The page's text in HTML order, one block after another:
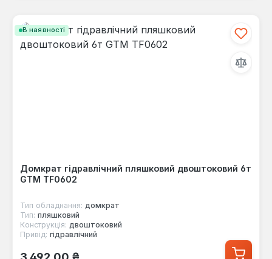
В наявності
Домкрат гідравлічний пляшковий двоштоковий 6т
GTM TF0602
Тип обладнання: домкрат
Тип: пляшковий
Конструкція: двоштоковий
Привід: гідравлічний
Звичайна ціна: